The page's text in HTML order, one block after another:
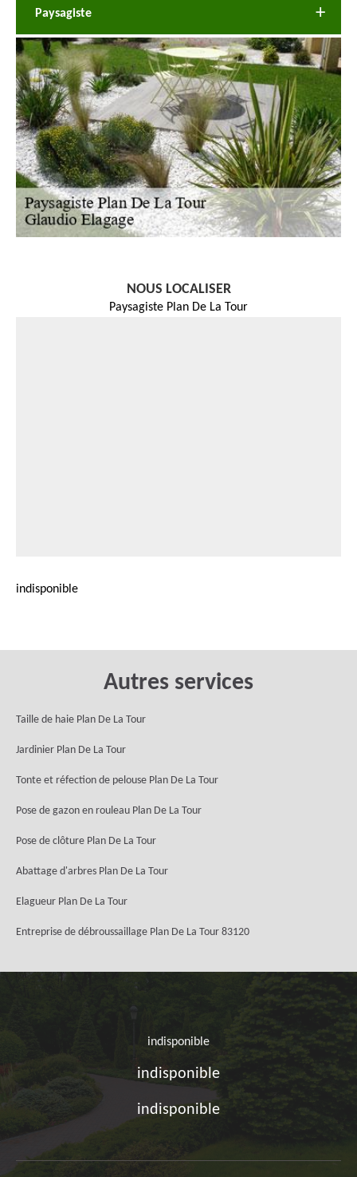
Paysagiste
NOUS LOCALISER
Paysagiste Plan De La Tour
indisponible
Autres services
Taille de haie Plan De La Tour
Jardinier Plan De La Tour
Tonte et réfection de pelouse Plan De La Tour
Pose de gazon en rouleau Plan De La Tour
Pose de clôture Plan De La Tour
Abattage d'arbres Plan De La Tour
Elagueur Plan De La Tour
Entreprise de débroussaillage Plan De La Tour 83120
indisponible
indisponible
indisponible